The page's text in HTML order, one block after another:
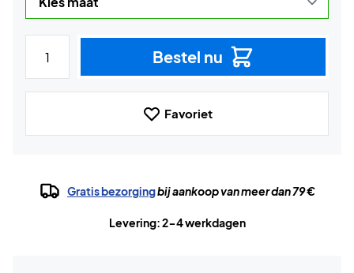
Bestel nu
Favoriet
Gratis bezorgingbij aankoop van meer dan 79 €
Levering: 2-4 werkdagen